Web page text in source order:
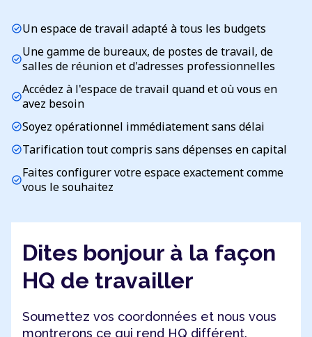
check_circleUn espace de travail adapté à tous les budgets
check_circleUne gamme de bureaux, de postes de travail, de
salles de réunion et d'adresses professionnelles
check_circleAccédez à l'espace de travail quand et où vous en
avez besoin
check_circleSoyez opérationnel immédiatement sans délai
check_circleTarification tout compris sans dépenses en capital
check_circleFaites configurer votre espace exactement comme
vous le souhaitez
Dites bonjour à la façon
HQ de travailler
Soumettez vos coordonnées et nous vous
montrerons ce qui rend HQ différent.